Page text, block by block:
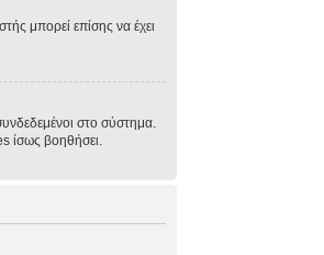
μπορεί επίσης να έχει
στο σύστημα.
ίσως βοηθήσει.